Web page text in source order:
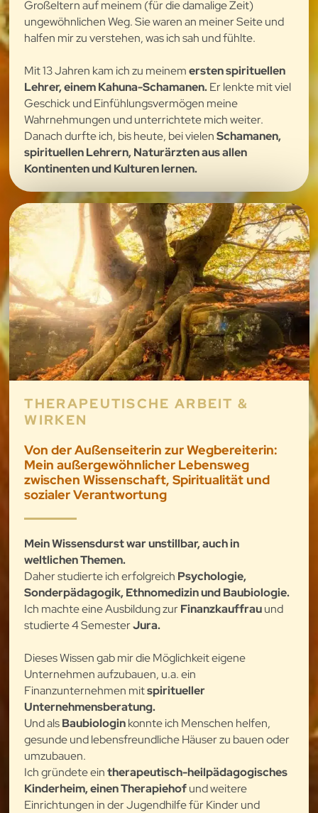
Großeltern auf meinem (für die damalige Zeit)
ungewöhnlichen Weg. Sie waren an meiner Seite und
halfen mir zu verstehen, was ich sah und fühlte.
Mit 13 Jahren kam ich zu meinemersten spirituellen
Lehrer, einem Kahuna-Schamanen.Er lenkte mit viel
Geschick und Einfühlungsvermögen meine
Wahrnehmungen und unterrichtete mich weiter.
Danach durfte ich, bis heute, bei vielenSchamanen,
spirituellen Lehrern, Naturärzten aus allen
Kontinenten und Kulturen lernen.
THERAPEUTISCHE ARBEIT &
WIRKEN
Von der Außenseiterin zur Wegbereiterin:
Mein außergewöhnlicher Lebensweg
zwischen Wissenschaft, Spiritualität und
sozialer Verantwortung
Mein Wissensdurst war unstillbar, auch in
weltlichen Themen.
Daher studierte ich erfolgreich Psychologie,
Sonderpädagogik, Ethnomedizin und Baubiologie.
Ich machte eine Ausbildung zurFinanzkauffrauund
studierte 4 SemesterJura.
Dieses Wissen gab mir die Möglichkeit eigene
Unternehmen aufzubauen, u.a. ein
Finanzunternehmen mitspiritueller
Unternehmensberatung.
Und alsBaubiologinkonnte ich Menschen helfen,
gesunde und lebensfreundliche Häuser zu bauen oder
umzubauen.
Ich gründete eintherapeutisch-heilpädagogisches
Kinderheim, einen Therapiehofund weitere
Einrichtungen in der Jugendhilfe für Kinder und